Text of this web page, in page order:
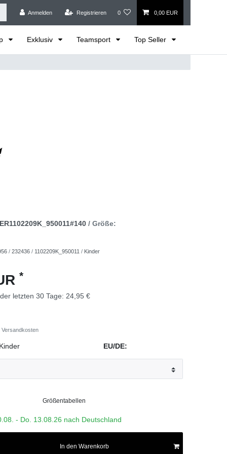
Anmelden Registrieren 0 0,00 EUR
Exklusiv Teamsport Top Seller
ER1102209K_950011#140 / Größe:
/ 232436 / 1102209K_950011 / Kinder
*
letzten 30 Tage: 24,95 €
Versandkosten
EU/DE:
Größentabellen
- Do. 13.08.26 nach Deutschland
In den Warenkorb